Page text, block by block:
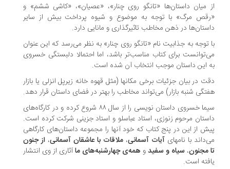
میان داستان‌ها «تانگو روی چنار»، «عصیان»، «کاشی ششم» و
مرگ» با توجه به موضوع و شیوه پرداخت بیش از سایر
در ذهن مخاطب تاثیرگذاری و مانایی دارد.
توجه به جذابیت نام «تانگو روی چنار» به نظر می‌رسد که این عنوان
برای کتاب مناسب‌تر باشد، اما احتمالا دلبستگی خسروی
این داستان موجب انتخاب آن شده است.
در بیان جزئیات برخی مکانها (مثل قهوه خانه زیرپل انزلی یا بازار
شنبه بازار) می‌تواند مخاطب را بهتر در فضای داستان قرار دهد.
سیما خسروی داستان نویسی را از سال ۸۸ شروع کرده و در کارگاه‌های
مرحوم زنوزی، استاد عباسلو و استاد جزینی شرکت کرده است.
از این در پنج کتاب که خود آنها را مجموعه داستان‌های کارگاهی
با نامهای آیات آسمانی،ملاقات با عاشقان آسمانی،از جنون
مجنون،سیاه و سفیدوهمه‌ی چهارشنبه‌های ماآثاری از وی انتشار
است.